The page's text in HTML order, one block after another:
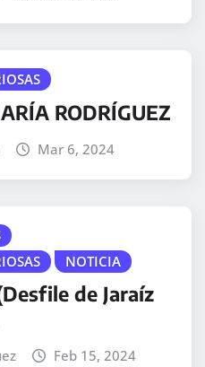
RODRÍGUEZ
Mar 6, 2024
NOTICIA
de Jaraíz
Feb 15, 2024